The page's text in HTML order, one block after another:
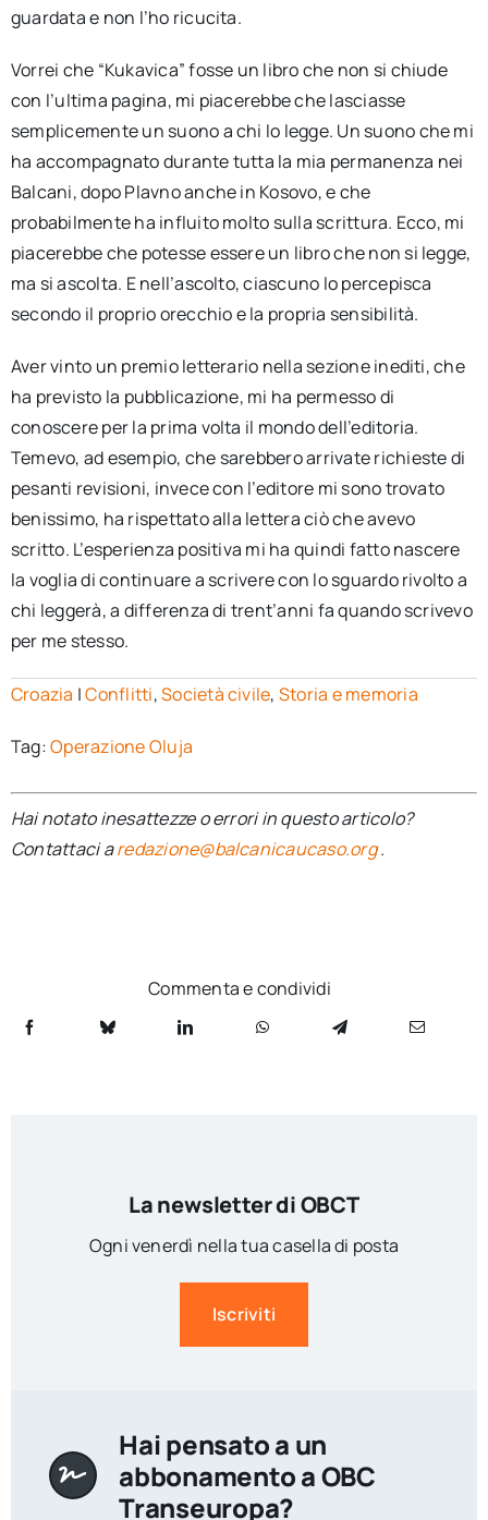
guardata e non l’ho ricucita.
Vorrei che “Kukavica” fosse un libro che non si chiude
con l’ultima pagina, mi piacerebbe che lasciasse
semplicemente un suono a chi lo legge. Un suono che mi
ha accompagnato durante tutta la mia permanenza nei
Balcani, dopo Plavno anche in Kosovo, e che
probabilmente ha influito molto sulla scrittura. Ecco, mi
piacerebbe che potesse essere un libro che non si legge,
ma si ascolta. E nell’ascolto, ciascuno lo percepisca
secondo il proprio orecchio e la propria sensibilità.
Aver vinto un premio letterario nella sezione inediti, che
ha previsto la pubblicazione, mi ha permesso di
conoscere per la prima volta il mondo dell’editoria.
Temevo, ad esempio, che sarebbero arrivate richieste di
pesanti revisioni, invece con l’editore mi sono trovato
benissimo, ha rispettato alla lettera ciò che avevo
scritto. L’esperienza positiva mi ha quindi fatto nascere
la voglia di continuare a scrivere con lo sguardo rivolto a
chi leggerà, a differenza di trent’anni fa quando scrivevo
per me stesso.
Croazia |Conflitti,Società civile, Storia e memoria
Tag:Operazione Oluja
Hai notato inesattezze o errori in questo articolo?
Contattaci aredazione@balcanicaucaso.org.
Commenta e condividi
La newsletter di OBCT
Ogni venerdì nella tua casella di posta
Iscriviti
Hai pensato a un
abbonamento a OBC
Transeuropa?